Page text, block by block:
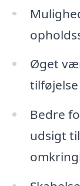
Øget
Bedre
udsigt